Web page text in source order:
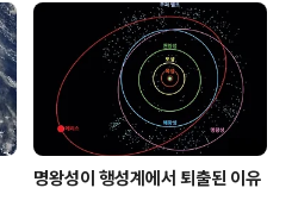
명왕성이 행성계에서 퇴출된 이유